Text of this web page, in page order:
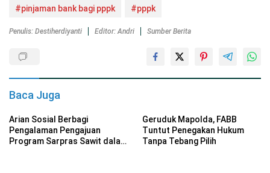
#pinjaman bank bagi pppk #pppk
Penulis: Destiherdiyanti Editor: Andri Sumber Berita
Baca Juga
Arian Sosial Berbagi
Pengalaman Pengajuan
Program Sarpras Sawit dalam
Geruduk Mapolda, FABB
Tuntut Penegakan Hukum
Tanpa Tebang Pilih